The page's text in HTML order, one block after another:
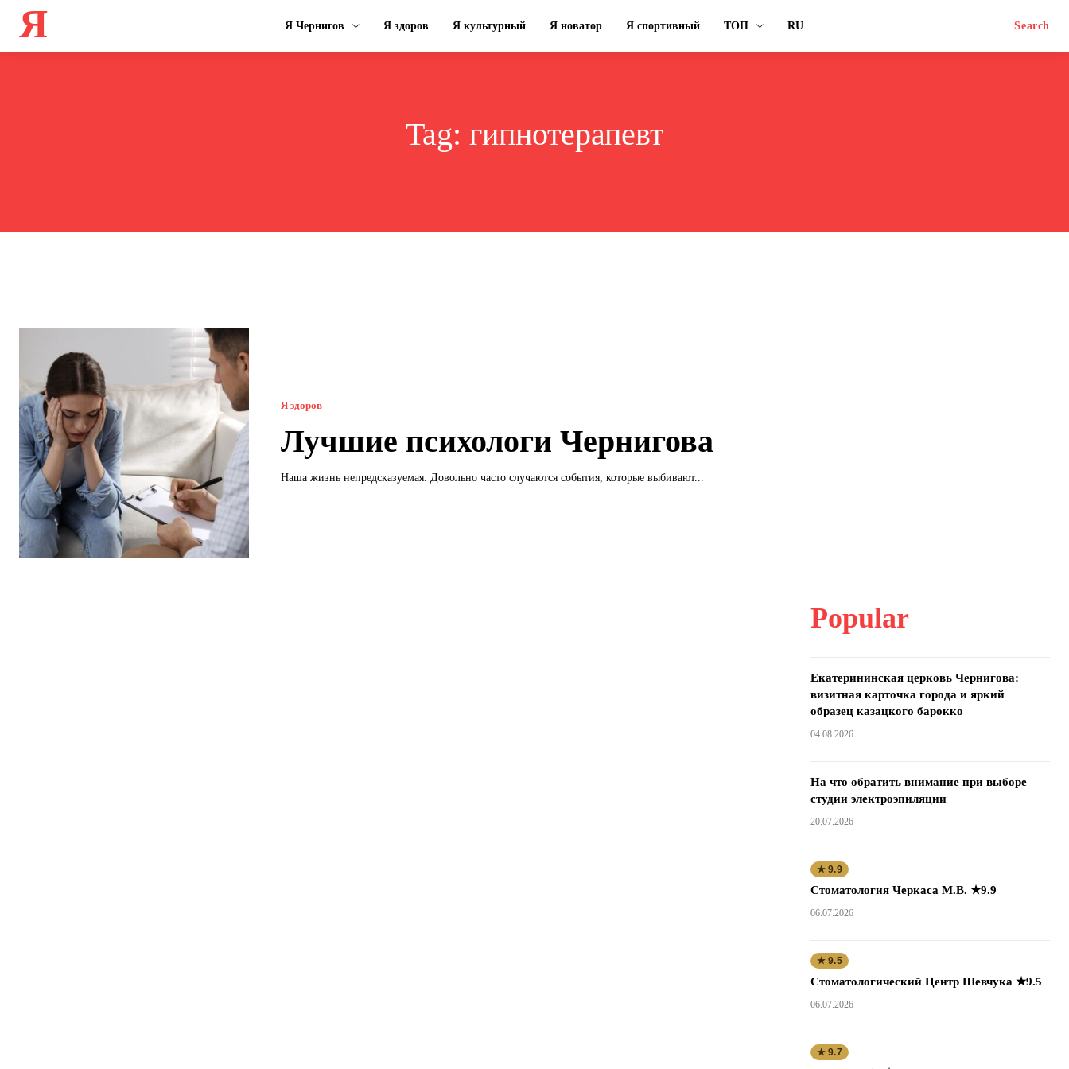
Я Я Чернигов Я здоров Я культурный Я новатор Я спортивный ТОП RU Search
Tag: гипнотерапевт
Я здоров
Лучшие психологи Чернигова
Наша жизнь непредсказуемая. Довольно часто случаются события, которые выбивают...
Popular
Екатерининская церковь Чернигова:
визитная карточка города и яркий
образец казацкого барокко
04.08.2026
На что обратить внимание при выборе
студии электроэпиляции
20.07.2026
★ 9.9
Стоматология Черкаса М.В. ★9.9
06.07.2026
★ 9.5
Стоматологический Центр Шевчука ★9.5
06.07.2026
★ 9.7